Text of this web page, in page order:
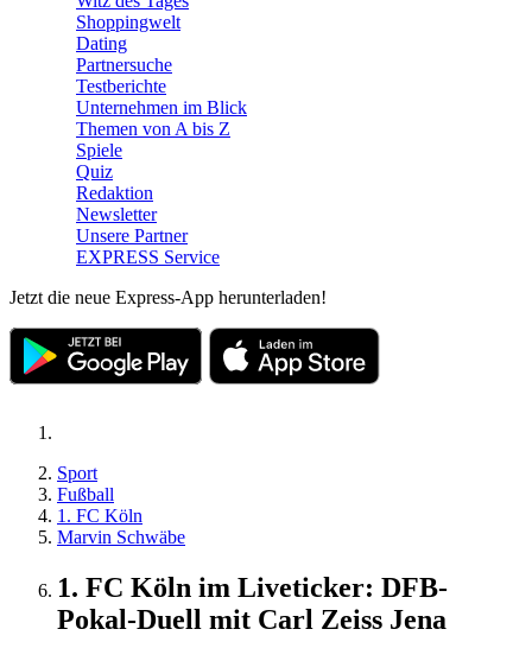
Shoppingwelt
Dating
Partnersuche
Testberichte
Unternehmen im Blick
Themen von A bis Z
Spiele
Quiz
Redaktion
Newsletter
Unsere Partner
EXPRESS Service
Jetzt die neue Express-App herunterladen!
Sport
Fußball
1. FC Köln
Marvin Schwäbe
1. FC Köln im Liveticker: DFB-
Pokal-Duell mit Carl Zeiss Jena